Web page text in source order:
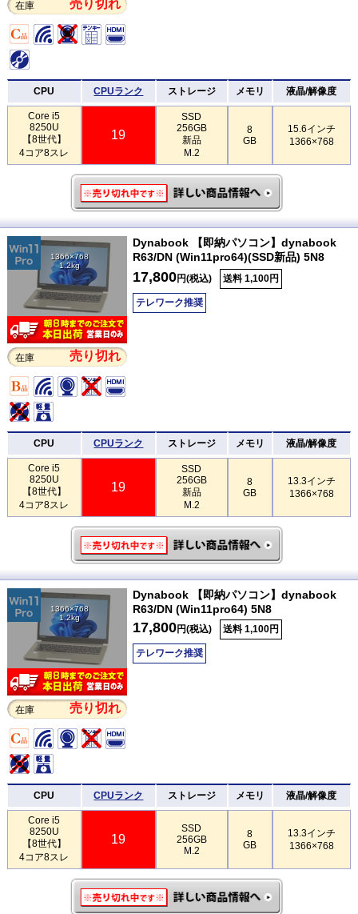
在庫 売り切れ
CPU CPUランク ストレージ メモリ 液晶/解像度
Core i5
8250U
【8世代】
4コア8スレ
19
SSD
256GB
新品
M.2
8
GB
15.6インチ
1366×768
1366×768
1.2kg
在庫 売り切れ
Dynabook 【即納パソコン】dynabook
R63/DN (Win11pro64)(SSD新品) 5N8
17,800円(税込) 送料 1,100円
テレワーク推奨
CPU CPUランク ストレージ メモリ 液晶/解像度
Core i5
8250U
【8世代】
4コア8スレ
19
SSD
256GB
新品
M.2
8
GB
13.3インチ
1366×768
1366×768
1.2kg
在庫 売り切れ
Dynabook 【即納パソコン】dynabook
R63/DN (Win11pro64) 5N8
17,800円(税込) 送料 1,100円
テレワーク推奨
CPU CPUランク ストレージ メモリ 液晶/解像度
Core i5
8250U
【8世代】
4コア8スレ
19
SSD
256GB
M.2
8
GB
13.3インチ
1366×768